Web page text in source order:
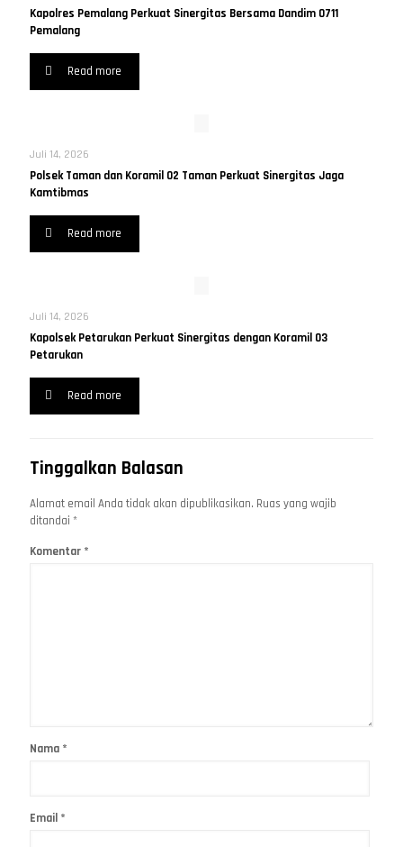
Kapolres Pemalang Perkuat Sinergitas Bersama Dandim 0711
Pemalang
Read more
Juli 14, 2026
Polsek Taman dan Koramil 02 Taman Perkuat Sinergitas Jaga
Kamtibmas
Read more
Juli 14, 2026
Kapolsek Petarukan Perkuat Sinergitas dengan Koramil 03
Petarukan
Read more
Tinggalkan Balasan
Alamat email Anda tidak akan dipublikasikan. Ruas yang wajib
ditandai *
Komentar *
Nama *
Email *